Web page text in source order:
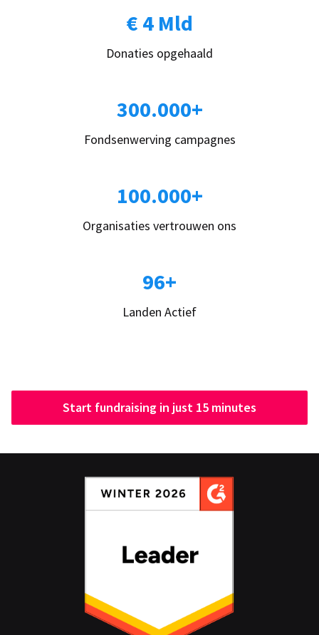
€ 4 Mld
Donaties opgehaald
300.000+
Fondsenwerving campagnes
100.000+
Organisaties vertrouwen ons
96+
Landen Actief
Start fundraising in just 15 minutes